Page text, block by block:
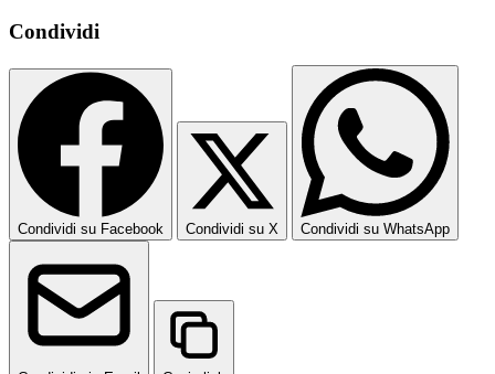
Condividi
Condividi su Facebook Condividi su X Condividi su WhatsApp